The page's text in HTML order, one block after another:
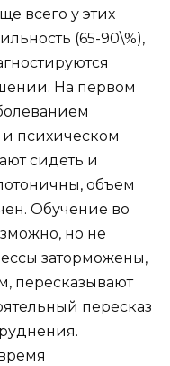
всего у этих
(65-90\%),
На первом
и психическом
сидеть и
объем
Обучение во
но не
заторможены,
пересказывают
пересказ